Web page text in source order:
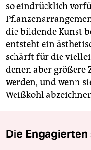
so eindrücklich
die bildende Kunst
entsteht ein
schärft für die
denen aber größere
werden, und wenn
Weißkohl
Die